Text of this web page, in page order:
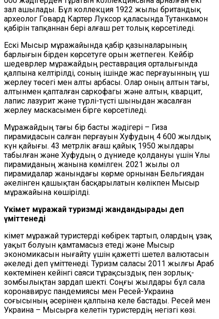
зал ашылады. Бұл коллекция 1922 жылы британдық
археолог Говард Картер Луксор қаласында Тутанкамон
қабірін тапқаннан бері алғаш рет толық көрсетіледі.
Ескі Мысыр мұражайында қабір қазыналарының
барлығын бірден көрсетуге орын жетпеген. Кейбір
шедеврлер мұражайдың реставрация орталығында
қалпына келтірілді, соның ішінде жас перғауынның үш
жерлеу төсегі мен алты арбасы. Олар оның алтын тағы,
алтынмен қапталған саркофагы және алтын, кварцит,
лапис лазурит және түрлі-түсті шыныдан жасалған
жерлеу маскасымен бірге көрсетіледі.
Мұражайдың тағы бір басты жәдігері – Гиза
пирамидасын салған перғауын Хуфудың 4 600 жылдық
күн қайығы. 43 метрлік ағаш қайық 1950 жылдары
табылған және Хуфудың о дүниеде қолдануы үшін Ұлы
пирамиданың жанына көмілген. 2021 жылы ол
пирамидалар жанындағы көрме орнынан Бельгиядан
әкелінген қашықтан басқарылатын көлікпен Мысыр
мұражайына көшірілді.
Үкімет мұражай туризмді жандандырады деп
үміттенеді
Үкімет мұражай туристерді көбірек тартып, олардың ұзақ
уақыт болуын қамтамасыз етеді және Мысыр
экономикасын нығайту үшін қажетті шетел валютасын
әкеледі деп үміттенеді. Туризм саласы 2011 жылғы Араб
көктемінен кейінгі саяси тұрақсыздық пен зорлық-
зомбылықтан зардап шекті. Соңғы жылдары бұл сала
коронавирус пандемиясы мен Ресей-Украина
соғысының әсерінен қалпына келе бастады. Ресей мен
Украина – Мысырға келетін туристердің негізгі көзі.